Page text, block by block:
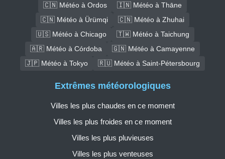
🇨🇳 Météo à Ordos
🇮🇳 Météo à Thāne
🇨🇳 Météo à Ürümqi
🇨🇳 Météo à Zhuhai
🇺🇸 Météo à Chicago
🇹🇼 Météo à Taichung
🇦🇷 Météo à Córdoba
🇬🇳 Météo à Camayenne
🇯🇵 Météo à Tokyo
🇷🇺 Météo à Saint-Pétersbourg
Extrêmes météorologiques
Villes les plus chaudes en ce moment
Villes les plus froides en ce moment
Villes les plus pluvieuses
Villes les plus venteuses